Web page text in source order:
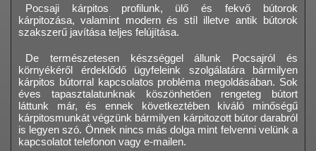
Pocsaji kárpitos profilunk, ülő és fekvő bútorok
kárpitozása, valamint modern és stíl illetve antik bútorok
szakszerű javítása teljes felújítása.
De természetesen készséggel állunk Pocsajról és
környékéről érdeklődő ügyfeleink szolgálatára bármilyen
kárpitos bútorral kapcsolatos probléma megoldásában. Sok
éves tapasztalatunknak köszönhetően rengeteg bútort
láttunk már, és ennek következtében kiváló minőségű
kárpitosmunkát végzünk bármilyen kárpitozott bútor darabról
is legyen szó. Önnek nincs más dolga mint felvenni velünk a
kapcsolatot telefonon vagy e-mailen.